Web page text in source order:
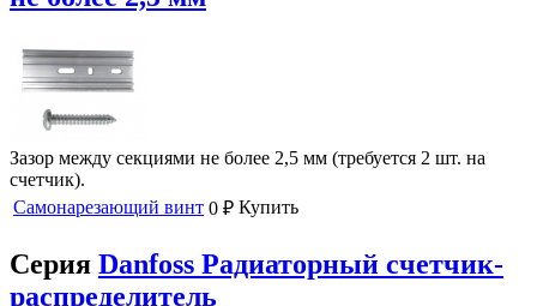
Зазор между секциями не более 2,5 мм (требуется 2 шт. на
счетчик).
Самонарезающий винт 0 ₽ Купить
Серия Danfoss Радиаторный счетчик-
распределитель